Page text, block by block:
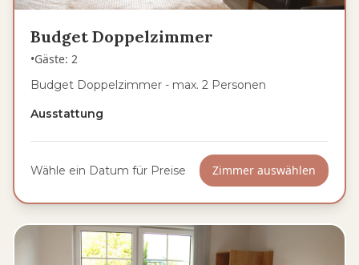
Budget Doppelzimmer
•Gäste: 2
Budget Doppelzimmer - max. 2 Personen
Ausstattung
Wähle ein Datum für Preise Zimmer auswählen